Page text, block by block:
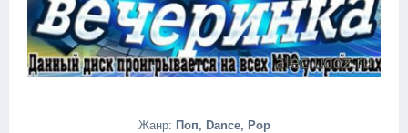
Жанр: Поп, Dance, Pop